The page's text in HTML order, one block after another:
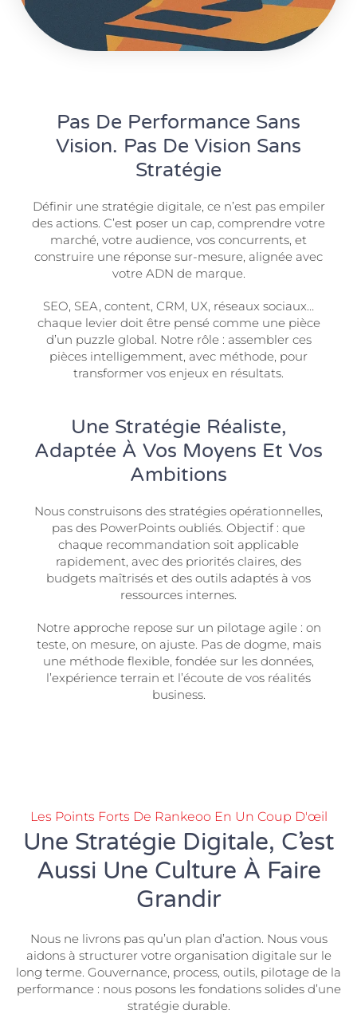
Pas De Performance Sans
Vision. Pas De Vision Sans
Stratégie
Définir une stratégie digitale, ce n’est pas empiler
des actions. C’est poser un cap, comprendre votre
marché, votre audience, vos concurrents, et
construire une réponse sur-mesure, alignée avec
votre ADN de marque.
SEO, SEA, content, CRM, UX, réseaux sociaux…
chaque levier doit être pensé comme une pièce
d’un puzzle global. Notre rôle : assembler ces
pièces intelligemment, avec méthode, pour
transformer vos enjeux en résultats.
Une Stratégie Réaliste,
Adaptée À Vos Moyens Et Vos
Ambitions
Nous construisons des stratégies opérationnelles,
pas des PowerPoints oubliés. Objectif : que
chaque recommandation soit applicable
rapidement, avec des priorités claires, des
budgets maîtrisés et des outils adaptés à vos
ressources internes.
Notre approche repose sur un pilotage agile : on
teste, on mesure, on ajuste. Pas de dogme, mais
une méthode flexible, fondée sur les données,
l’expérience terrain et l’écoute de vos réalités
business.
Les Points Forts De Rankeoo En Un Coup D'œil
Une Stratégie Digitale, C’est
Aussi Une Culture À Faire
Grandir
Nous ne livrons pas qu’un plan d’action. Nous vous
aidons à structurer votre organisation digitale sur le
long terme. Gouvernance, process, outils, pilotage de la
performance : nous posons les fondations solides d’une
stratégie durable.